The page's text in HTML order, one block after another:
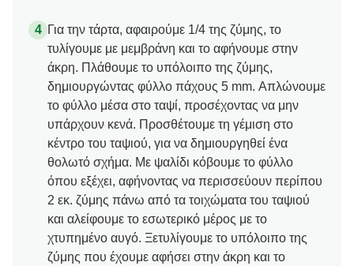
Για την τάρτα, αφαιρούμε 1/4 της ζύμης, το
τυλίγουμε με μεμβράνη και το αφήνουμε στην
άκρη. Πλάθουμε το υπόλοιπο της ζύμης,
δημιουργώντας φύλλο πάχους 5 mm. Απλώνουμε
το φύλλο μέσα στο ταψί, προσέχοντας να μην
υπάρχουν κενά. Προσθέτουμε τη γέμιση στο
κέντρο του ταψιού, για να δημιουργηθεί ένα
θολωτό σχήμα. Με ψαλίδι κόβουμε το φύλλο
όπου εξέχει, αφήνοντας να περισσεύουν περίπου
2 εκ. ζύμης πάνω από τα τοιχώματα του ταψιού
και αλείφουμε το εσωτερικό μέρος με το
χτυπημένο αυγό. Ξετυλίγουμε το υπόλοιπο της
ζύμης που έχουμε αφήσει στην άκρη και το